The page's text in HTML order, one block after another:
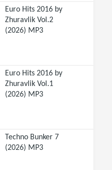
Euro Hits 2016 by
Zhuravlik Vol.2
(2026) MP3
Euro Hits 2016 by
Zhuravlik Vol.1
(2026) MP3
Techno Bunker 7
(2026) MP3